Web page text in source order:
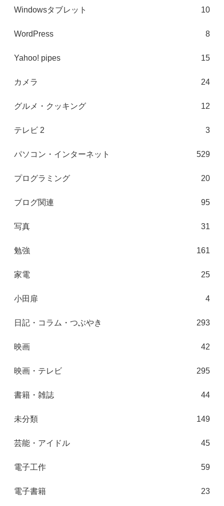
Windowsタブレット 10
WordPress 8
Yahoo! pipes 15
カメラ 24
グルメ・クッキング 12
テレビ 2 3
パソコン・インターネット 529
プログラミング 20
ブログ関連 95
写真 31
勉強 161
家電 25
小田扉 4
日記・コラム・つぶやき 293
映画 42
映画・テレビ 295
書籍・雑誌 44
未分類 149
芸能・アイドル 45
電子工作 59
電子書籍 23